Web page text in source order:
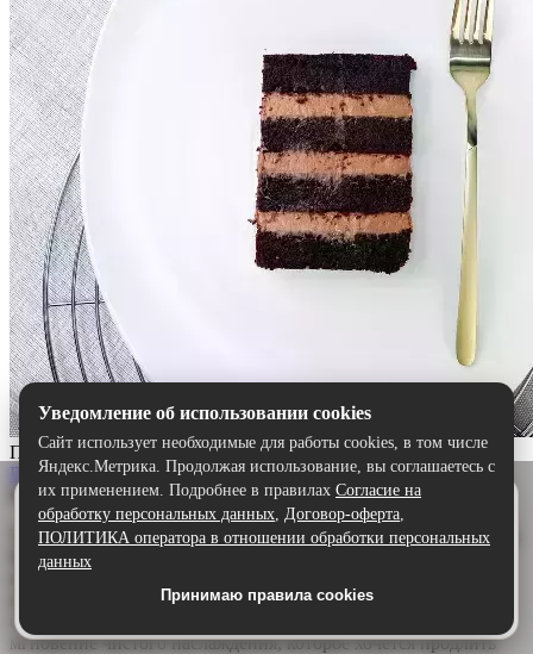
Прага
Выбрать
Описание:
Торт «Прага» — шоколадный шедевр для истинных гурманов.
Воздушный бисквит, щедро пропитанный ароматным
нежный сливочно-шоколадный крем обволакивает язык,
создавая идеальную гармонию. Каждый кусочек — это
мгновение чистого наслаждения, которое хочется продлить
Удобнее в приложении
Скачайте приложение — быстрее и комфортнее,
чем через сайт.
Скачать в Google Play
Уведомление об использовании cookies
Сайт использует необходимые для работы cookies, в том числе
Яндекс.Метрика. Продолжая использование, вы соглашаетесь с
их применением. Подробнее в правилах Согласие на
обработку персональных данных, Договор-оферта,
ПОЛИТИКА оператора в отношении обработки персональных
данных
Принимаю правила cookies